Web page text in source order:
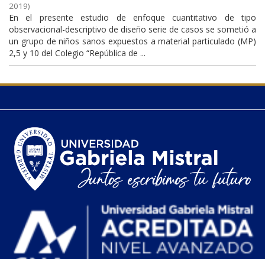
2019)
En el presente estudio de enfoque cuantitativo de tipo
observacional-descriptivo de diseño serie de casos se sometió a
un grupo de niños sanos expuestos a material particulado (MP)
2,5 y 10 del Colegio “República de ...